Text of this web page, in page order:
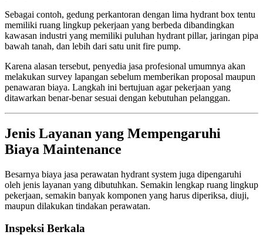
Sebagai contoh, gedung perkantoran dengan lima hydrant box tentu
memiliki ruang lingkup pekerjaan yang berbeda dibandingkan
kawasan industri yang memiliki puluhan hydrant pillar, jaringan pipa
bawah tanah, dan lebih dari satu unit fire pump.
Karena alasan tersebut, penyedia jasa profesional umumnya akan
melakukan survey lapangan sebelum memberikan proposal maupun
penawaran biaya. Langkah ini bertujuan agar pekerjaan yang
ditawarkan benar-benar sesuai dengan kebutuhan pelanggan.
Jenis Layanan yang Mempengaruhi
Biaya Maintenance
Besarnya biaya jasa perawatan hydrant system juga dipengaruhi
oleh jenis layanan yang dibutuhkan. Semakin lengkap ruang lingkup
pekerjaan, semakin banyak komponen yang harus diperiksa, diuji,
maupun dilakukan tindakan perawatan.
Inspeksi Berkala